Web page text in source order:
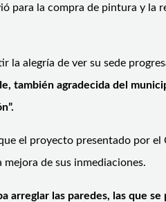
para la compra de pintura y la
la alegría de ver su sede
también agradecida del
el proyecto presentado por el
de sus inmediaciones.
arreglar las paredes, las que se